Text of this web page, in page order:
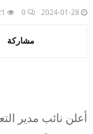
2024-01-28
0
مشاركة
أعلن نائب مدير